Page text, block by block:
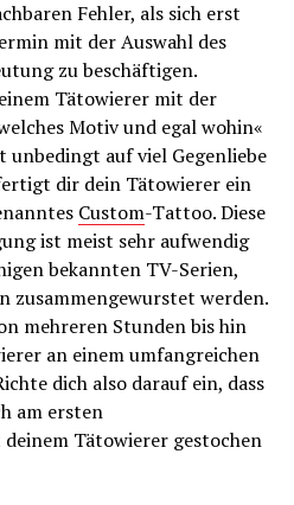
Fehler, als sich erst
mit der Auswahl des
zu beschäftigen.
Tätowierer mit der
Motiv und egal wohin«
auf viel Gegenliebe
dir dein Tätowierer ein
Custom-Tattoo. Diese
ist meist sehr aufwendig
bekannten TV-Serien,
zusammengewurstet werden.
mehreren Stunden bis hin
an einem umfangreichen
dich also darauf ein, dass
am ersten
Tätowierer gestochen